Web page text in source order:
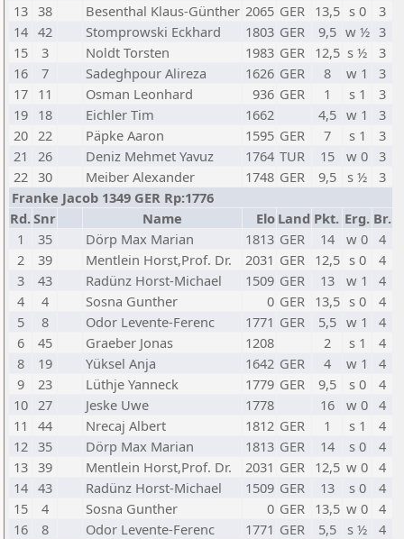
13 38 Besenthal Klaus-Günther 2065 GER 13,5 s 0
3
14 42 Stomprowski Eckhard 1803 GER 9,5 w ½ 3
15
3 Noldt Torsten 1983 GER 12,5 s ½
3
16
7 Sadeghpour Alireza 1626 GER 8 w 1
3
17 11 Osman Leonhard 936 GER 1 s 1
3
19 18 Eichler Tim 1662 4,5 w 1
3
20 22 Päpke Aaron 1595 GER 7 s 1
3
21
26 Deniz Mehmet Yavuz 1764 TUR 15 w 0
3
22 30 Meiber Alexander 1748 GER 9,5 s ½
3
Franke Jacob 1349 GER Rp:1776
Rd.Snr Name Elo Land Pkt. Erg. Br.
1
35 Dörp Max Marian 1813 GER 14 w 0
4
2
39 Mentlein Horst,Prof. Dr. 2031 GER 12,5 s 0
4
3
43 Radünz Horst-Michael 1509 GER 13 w 1
4
4
4 Sosna Gunther 0 GER 13,5 s 0
4
5
8 Odor Levente-Ferenc 1771 GER 5,5 w 1
4
6
45 Graeber Jonas 1208 2 s 1
4
8
19 Yüksel Anja 1642 GER 4 w 1
4
9
23 Lüthje Yanneck 1779 GER 9,5 s 0
4
10 27 Jeske Uwe 1778 16 w 0
4
11
44 Nrecaj Albert 1812 GER 1 s 1
4
12 35 Dörp Max Marian 1813 GER 14 s 0
4
13 39 Mentlein Horst,Prof. Dr. 2031 GER 12,5 w 0
4
14 43 Radünz Horst-Michael 1509 GER 13 s 0
4
15
4 Sosna Gunther 0 GER 13,5 w 0
4
16
8 Odor Levente-Ferenc 1771 GER 5,5 s ½
4